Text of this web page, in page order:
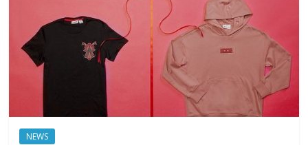
NEWS